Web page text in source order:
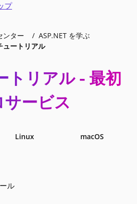
プ
ンター
ASP.NET を学ぶ
ュートリアル
トリアル - 最初
ービス
Linux macOS
ル